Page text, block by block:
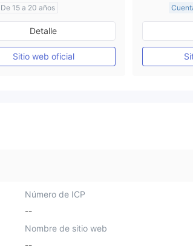
De 15 a 20 años
Supervisión en Australia
Licencia completa de MT4
Detalle
Sitio web oficial
De
Número de ICP
--
Nombre de sitio web
--